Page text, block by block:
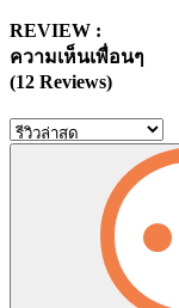
REVIEW :
ความเห็นเพื่อนๆ
(12 Reviews)